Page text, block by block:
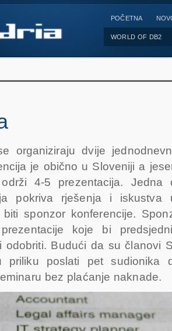
POČETNA
WORLD OF DB2
organiziraju dvije
je obično u Sloveniji a
4-5 prezentacija.
pokriva rješenja i
sponzor konferencije.
koje bi
odobriti. Budući da su članovi
priliku poslati pet sudionika
bez plaćanje naknade.